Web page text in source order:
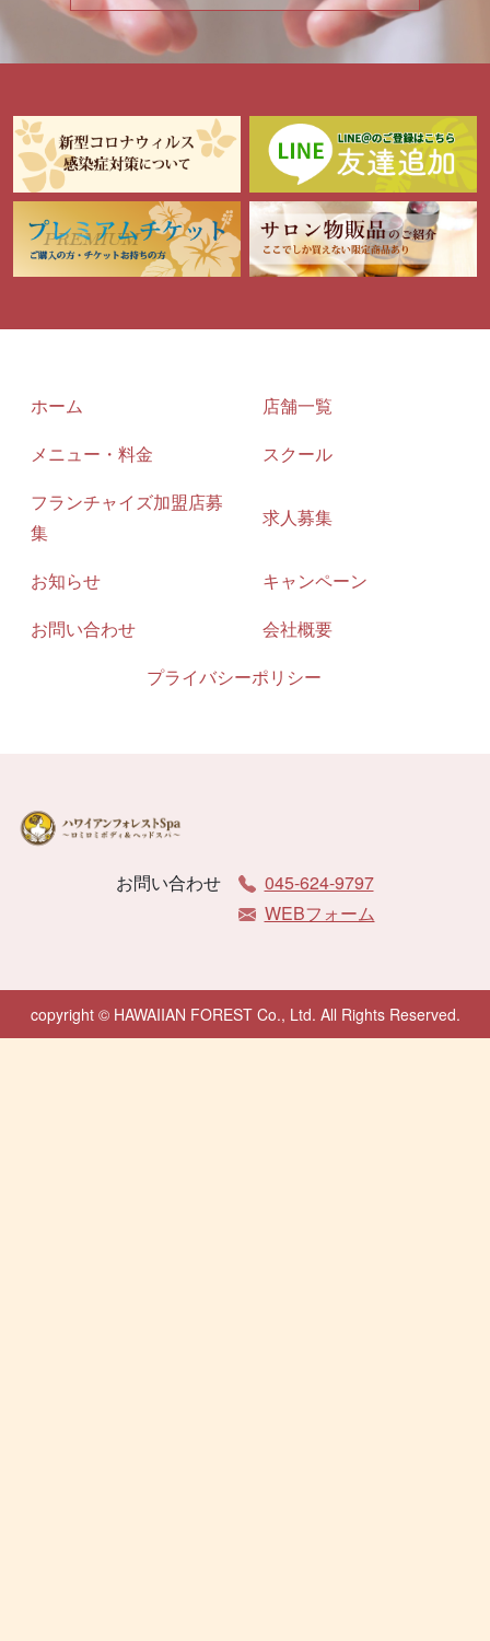
ホーム
店舗一覧
メニュー・料金
スクール
フランチャイズ加盟店募
集
求人募集
お知らせ
キャンペーン
お問い合わせ
会社概要
プライバシーポリシー
お問い合わせ
045-624-9797
WEBフォーム
copyright © HAWAIIAN FOREST Co., Ltd. All Rights Reserved.